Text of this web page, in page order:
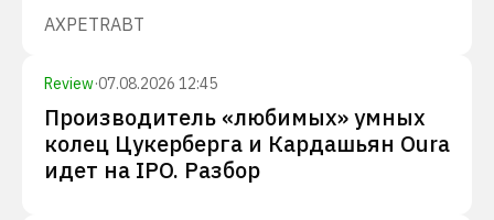
AXPETRABT
Review·07.08.2026 12:45
Производитель «любимых» умных
колец Цукерберга и Кардашьян Oura
идет на IPO. Разбор